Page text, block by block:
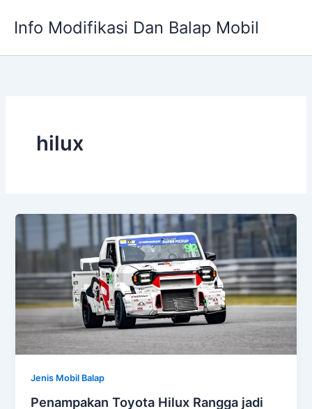
Info Modifikasi Dan Balap Mobil
hilux
Jenis Mobil Balap
Penampakan Toyota Hilux Rangga jadi